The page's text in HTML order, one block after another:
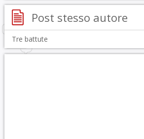
Post stesso autore
Tre battute